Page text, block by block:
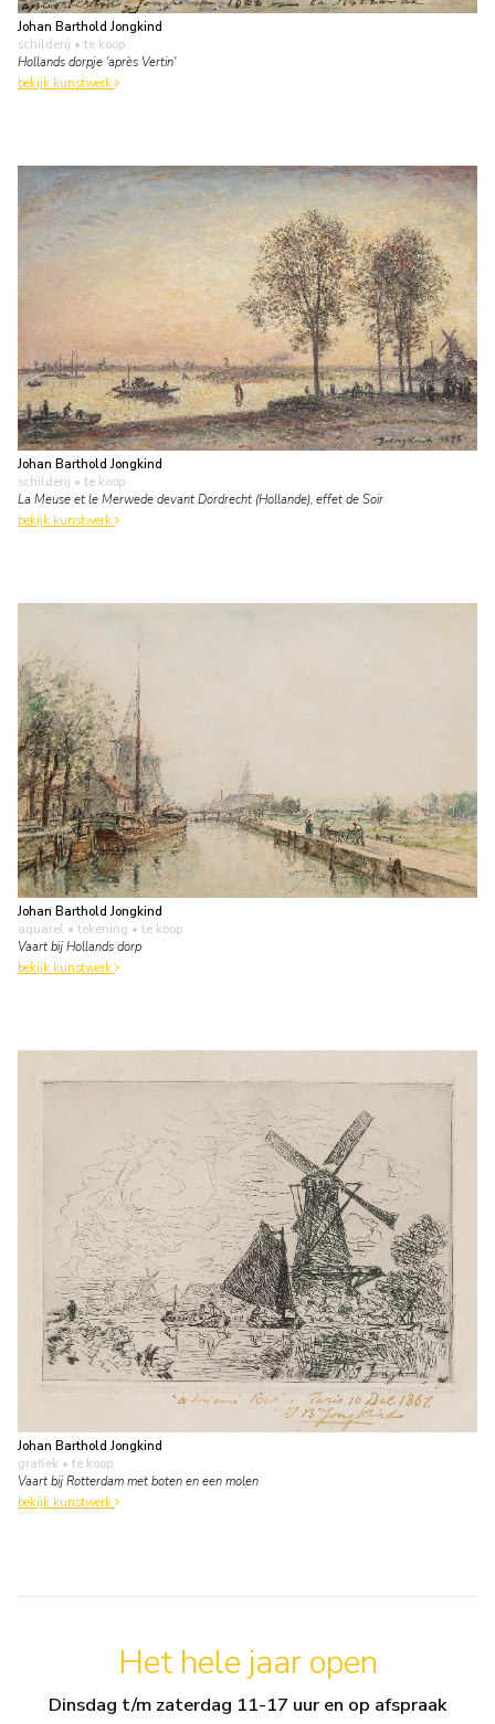
Johan Barthold Jongkind
schilderij • te koop
Hollands dorpje 'après Vertin'
bekijk kunstwerk
Johan Barthold Jongkind
schilderij • te koop
La Meuse et le Merwede devant Dordrecht (Hollande), effet de Soir
bekijk kunstwerk
Johan Barthold Jongkind
aquarel • tekening • te koop
Vaart bij Hollands dorp
bekijk kunstwerk
Johan Barthold Jongkind
grafiek • te koop
Vaart bij Rotterdam met boten en een molen
bekijk kunstwerk
Het hele jaar open
Dinsdag t/m zaterdag 11-17 uur en op afspraak